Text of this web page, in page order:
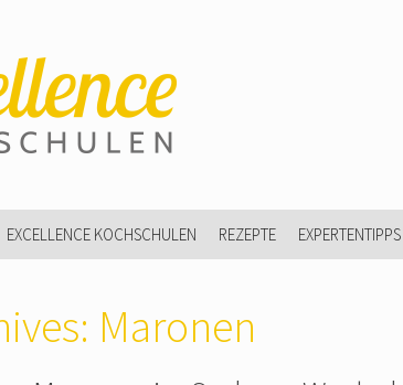
EXCELLENCE KOCHSCHULEN REZEPTE EXPERTENTIPPS
Maronen